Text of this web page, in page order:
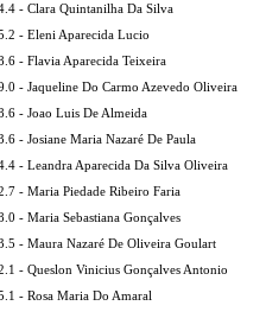
- Clara Quintanilha Da Silva
- Eleni Aparecida Lucio
- Flavia Aparecida Teixeira
- Jaqueline Do Carmo Azevedo Oliveira
- Joao Luis De Almeida
- Josiane Maria Nazaré De Paula
- Leandra Aparecida Da Silva Oliveira
- Maria Piedade Ribeiro Faria
- Maria Sebastiana Gonçalves
- Maura Nazaré De Oliveira Goulart
- Queslon Vinicius Gonçalves Antonio
- Rosa Maria Do Amaral